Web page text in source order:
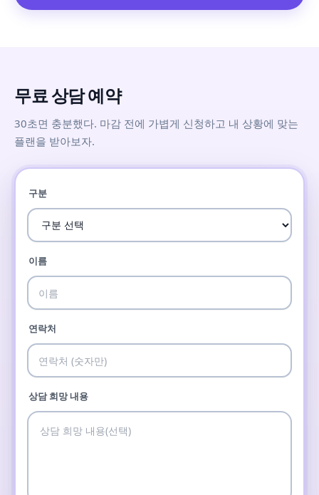
무료 상담 예약
30초면 충분했다. 마감 전에 가볍게 신청하고 내 상황에 맞는
플랜을 받아보자.
구분
이름
연락처
상담 희망 내용